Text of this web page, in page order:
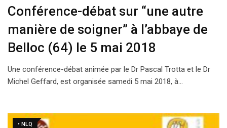
Conférence-débat sur “une autre
manière de soigner” à l’abbaye de
Belloc (64) le 5 mai 2018
Une conférence-débat animée par le Dr Pascal Trotta et le Dr
Michel Geffard, est organisée samedi 5 mai 2018, à…
• NLQ